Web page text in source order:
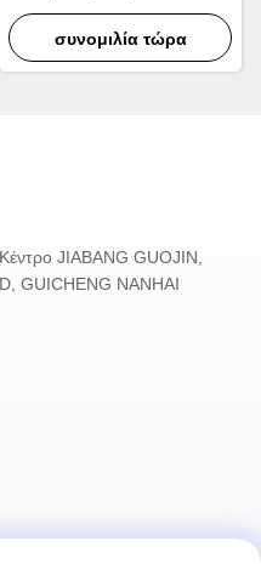
ψυκτικών και ανταλλακτικών
θερμότητας
συνομιλία τώρα
JIABANG GUOJIN,
GUICHENG NANHAI